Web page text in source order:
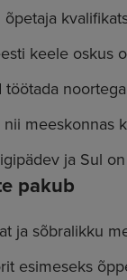
õpetaja
keele oskus
töötada
meeskonnas
ja Sul
pakub
ja sõbralikku
esimeseks